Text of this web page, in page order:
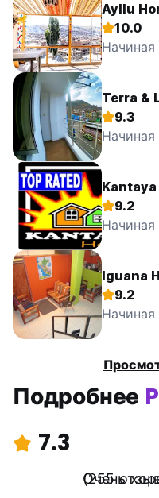
Ayllu
10.0
Terra &
9.3
9.2
Iguana
9.2
Подробнее
7.3
Очень
(255